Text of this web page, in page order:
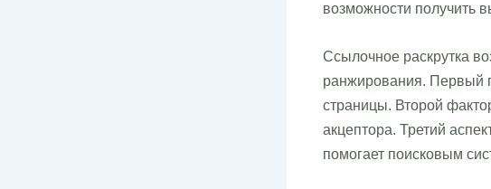
возможности получить
Ссылочное раскрутка
ранжирования. Первый
страницы. Второй
акцептора. Третий
помогает поисковым